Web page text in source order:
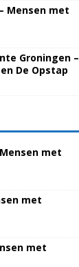
Mensen met
Groningen –
De Opstap
met
met
met